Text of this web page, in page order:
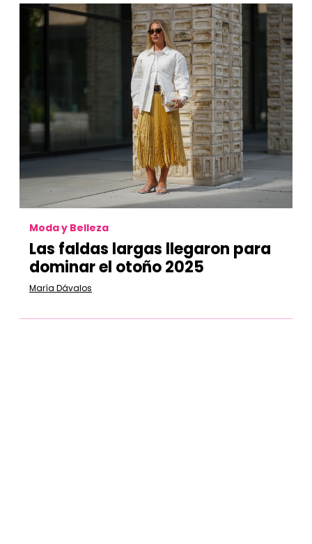
Moda y Belleza
Las faldas largas llegaron para
dominar el otoño 2025
María Dávalos